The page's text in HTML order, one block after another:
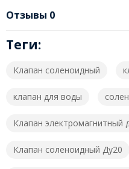
Отзывы 0
Теги:
Клапан соленоидный
клапан для воды
Клапан электромагнитный
Клапан соленоидный Ду20